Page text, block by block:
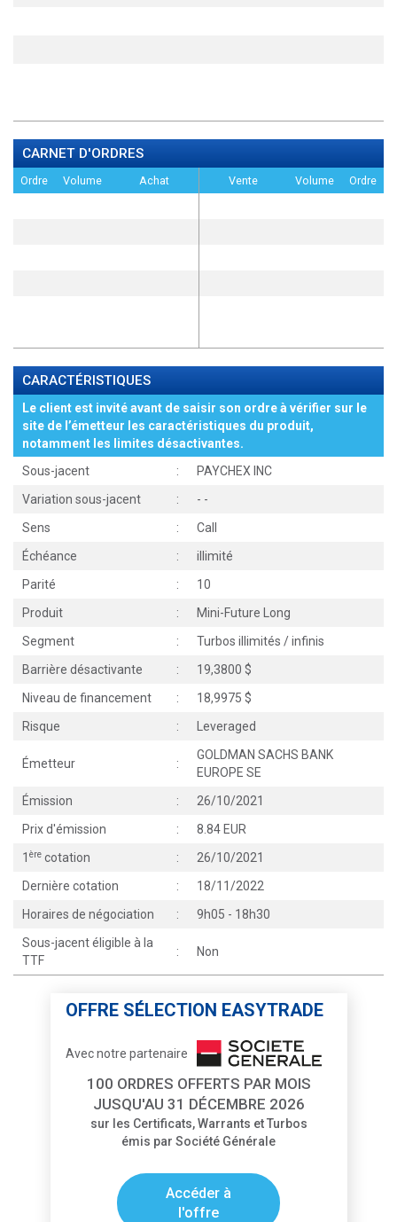
CARNET D'ORDRES
Ordre Volume Achat Vente Volume Ordre
CARACTÉRISTIQUES
Le client est invité avant de saisir son ordre à vérifier sur le
site de l’émetteur les caractéristiques du produit,
notamment les limites désactivantes.
Sous-jacent
:
PAYCHEX INC
Variation sous-jacent
: - -
Sens
:
Call
Échéance
:
illimité
Parité
:
10
Produit
:
Mini-Future Long
Segment
:
Turbos illimités / infinis
Barrière désactivante
:
19,3800 $
Niveau de financement
:
18,9975 $
Risque
: Leveraged
Émetteur :
GOLDMAN SACHS BANK
EUROPE SE
Émission
:
26/10/2021
Prix d'émission
:
8.84 EUR
1 ère cotation :
26/10/2021
Dernière cotation
:
18/11/2022
Horaires de négociation
:
9h05 - 18h30
Sous-jacent éligible à la
TTF
: Non
OFFRE SÉLECTION EASYTRADE
Avec notre partenaire
100 ORDRES OFFERTS PAR MOIS
JUSQU'AU 31 DÉCEMBRE 2026
sur les Certificats, Warrants et Turbos
émis par Société Générale
Accéder à
l'offre